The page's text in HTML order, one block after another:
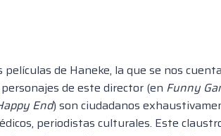
películas de Haneke, la que se nos
de este director (en Funny
End) son ciudadanos
periodistas culturales. Este